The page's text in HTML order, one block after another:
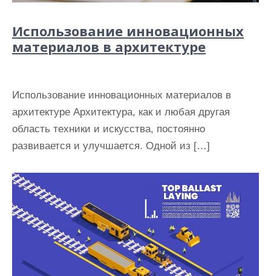
Использование инновационных
материалов в архитектуре
Использование инновационных материалов в
архитектуре Архитектура, как и любая другая
область техники и искусства, постоянно
развивается и улучшается. Одной из […]